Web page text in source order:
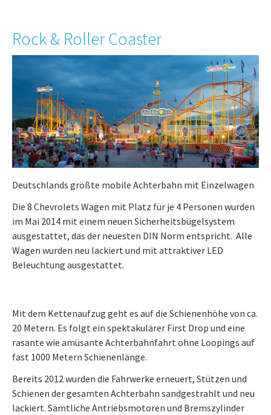
Rock & Roller Coaster
Deutschlands größte mobile Achterbahn mit Einzelwagen
Die 8 Chevrolets Wagen mit Platz für je 4 Personen wurden
im Mai 2014 mit einem neuen Sicherheitsbügelsystem
ausgestattet, das der neuesten DIN Norm entspricht. Alle
Wagen wurden neu lackiert und mit attraktiver LED
Beleuchtung ausgestattet.
Mit dem Kettenaufzug geht es auf die Schienenhöhe von ca.
20 Metern. Es folgt ein spektakulärer First Drop und eine
rasante wie amüsante Achterbahnfahrt ohne Loopings auf
fast 1000 Metern Schienenlänge.
Bereits 2012 wurden die Fahrwerke erneuert, Stützen und
Schienen der gesamten Achterbahn sandgestrahlt und neu
lackiert. Sämtliche Antriebsmotoren und Bremszylinder